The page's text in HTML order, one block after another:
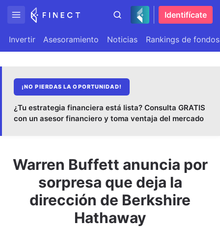
Identifícate
Invertir Asesoramiento Noticias Rankings de fondos
¡NO PIERDAS LA OPORTUNIDAD!
¿Tu estrategia financiera está lista? Consulta GRATIS
con un asesor financiero y toma ventaja del mercado
Warren Buffett anuncia por
sorpresa que deja la
dirección de Berkshire
Hathaway